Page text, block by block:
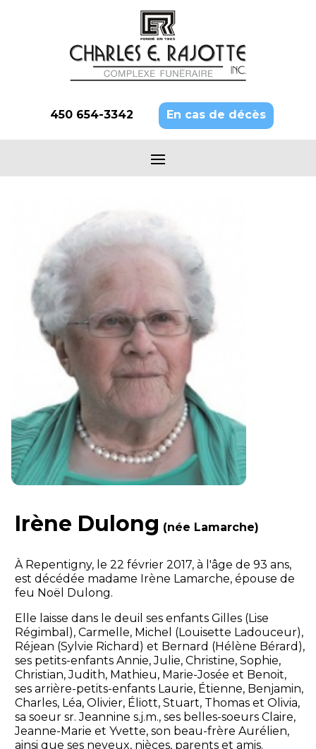
450 654-3342 En cas de décès
Irène Dulong (née Lamarche)
À Repentigny, le 22 février 2017, à l'âge de 93 ans,
est décédée madame Irène Lamarche, épouse de
feu Noël Dulong.
Elle laisse dans le deuil ses enfants Gilles (Lise
Régimbal), Carmelle, Michel (Louisette Ladouceur),
Réjean (Sylvie Richard) et Bernard (Hélène Bérard),
ses petits-enfants Annie, Julie, Christine, Sophie,
Christian, Judith, Mathieu, Marie-Josée et Benoit,
ses arrière-petits-enfants Laurie, Étienne, Benjamin,
Charles, Léa, Olivier, Éliott, Stuart, Thomas et Olivia,
sa soeur sr. Jeannine s.j.m., ses belles-soeurs Claire,
Jeanne-Marie et Yvette, son beau-frère Aurélien,
ainsi que ses neveux, nièces, parents et amis.